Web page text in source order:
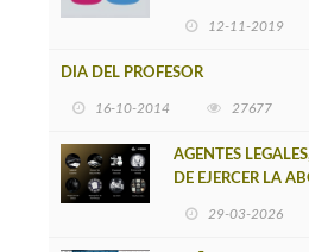
12-11-2019
DIA DEL PROFESOR
16-10-2014 27677
AGENTES
DE EJERCER LA
29-03-2026